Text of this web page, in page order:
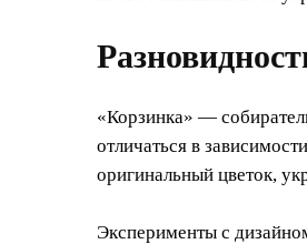
«Корзинка» —
отличаться в
оригинальный цветок,
Эксперименты с